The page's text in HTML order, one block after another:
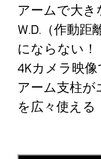
アームで大き
W.D.（作動
にならない！
4Kカメラ映
アーム支柱
を広々使える